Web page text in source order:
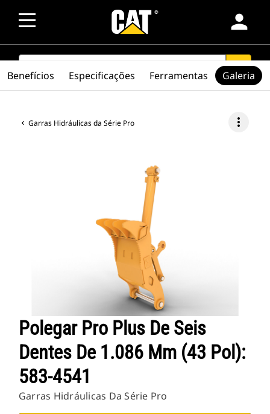
person
SEARCH search
Garras Hidráulicas da Série Pro more_vert
Polegar Pro Plus De Seis
Dentes De 1.086 Mm (43 Pol):
583-4541
Garras Hidráulicas Da Série Pro
Benefícios Especificações Ferramentas Galeria